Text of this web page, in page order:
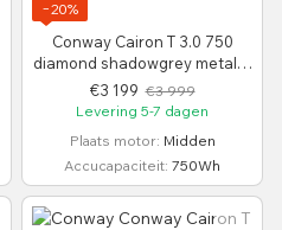
−20%
Conway Cairon T 3.0 750
diamond shadowgrey metallic
/black metallic S /41 cm /28"
€3 199 €3 999
Levering 5-7 dagen
Plaats motor Midden
Accucapaciteit 750Wh